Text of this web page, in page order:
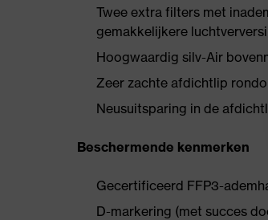
Twee extra filters met
gemakkelijkere
Hoogwaardig silv-Air
Zeer zachte afdichtlip
Neusuitsparing in de
Beschermende kenmerken
Gecertificeerd FFP3-
D-markering (met succes